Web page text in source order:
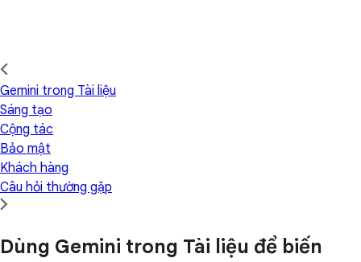
Gemini trong Tài liệu
Sáng tạo
Cộng tác
Bảo mật
Khách hàng
Câu hỏi thường gặp
Dùng Gemini trong Tài liệu để biến